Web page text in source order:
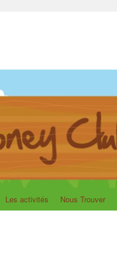
Les activités Nous Trouver